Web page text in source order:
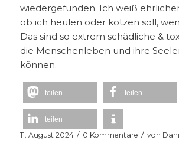
wiedergefunden. Ich weiß
ob ich heulen oder kotzen soll,
Das sind so extrem schädliche &
die Menschenleben und ihre
können.
teilen teilen
teilen
11. August 2024 / 0 Kommentare / von